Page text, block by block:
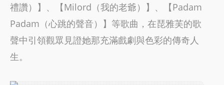
禮讚）】、【Milord（我的老爺）】、【Padam
Padam（心跳的聲音）】等歌曲，在琵雅芙的歌
聲中引領觀眾見證她那充滿戲劇與色彩的傳奇人
生。